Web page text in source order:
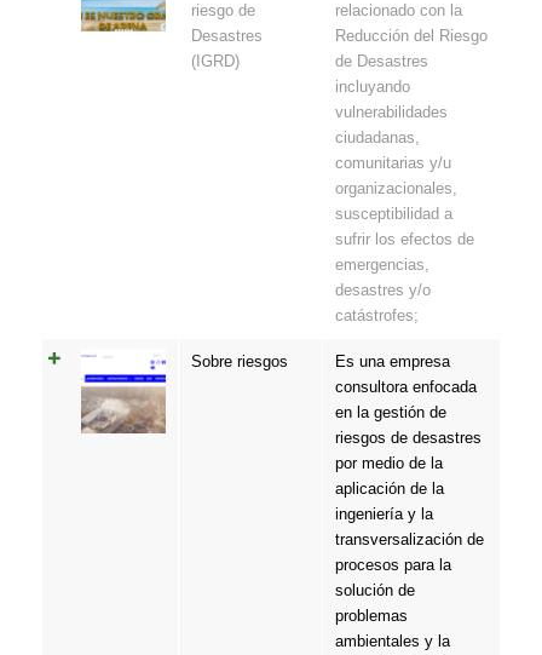
riesgo de
Desastres
(IGRD)
relacionado con la
Reducción del Riesgo
de Desastres
incluyando
vulnerabilidades
ciudadanas,
comunitarias y/u
organizacionales,
susceptibilidad a
sufrir los efectos de
emergencias,
desastres y/o
catástrofes;
Sobre riesgos
Es una empresa
consultora enfocada
en la gestión de
riesgos de desastres
por medio de la
aplicación de la
ingeniería y la
transversalización de
procesos para la
solución de
problemas
ambientales y la